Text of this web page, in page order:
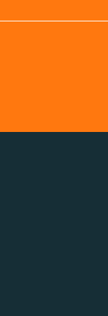
Bitte kontaktieren
Lieferadressen in